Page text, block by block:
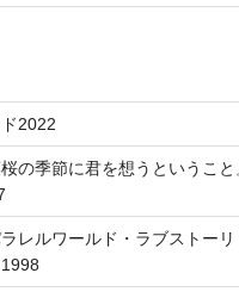
2022
の季節に君を想うというこ
レルワールド・ラブストーリ